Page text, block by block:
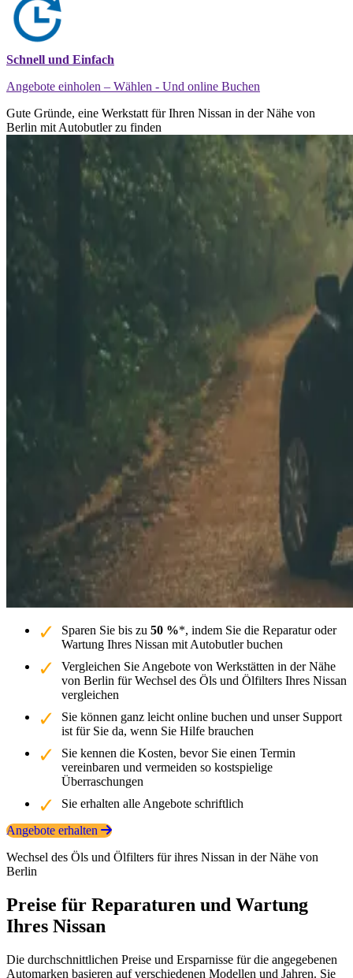
Schnell und Einfach
Angebote einholen – Wählen - Und online Buchen
Gute Gründe, eine Werkstatt für Ihren Nissan in der Nähe von
Berlin mit Autobutler zu finden
Sparen Sie bis zu 50 %*, indem Sie die Reparatur oder
Wartung Ihres Nissan mit Autobutler buchen
Vergleichen Sie Angebote von Werkstätten in der Nähe
von Berlin für Wechsel des Öls und Ölfilters Ihres Nissan
vergleichen
Sie können ganz leicht online buchen und unser Support
ist für Sie da, wenn Sie Hilfe brauchen
Sie kennen die Kosten, bevor Sie einen Termin
vereinbaren und vermeiden so kostspielige
Überraschungen
Sie erhalten alle Angebote schriftlich
Angebote erhalten
Wechsel des Öls und Ölfilters für ihres Nissan in der Nähe von
Berlin
Preise für Reparaturen und Wartung
Ihres Nissan
Die durchschnittlichen Preise und Ersparnisse für die angegebenen
Automarken basieren auf verschiedenen Modellen und Jahren. Sie